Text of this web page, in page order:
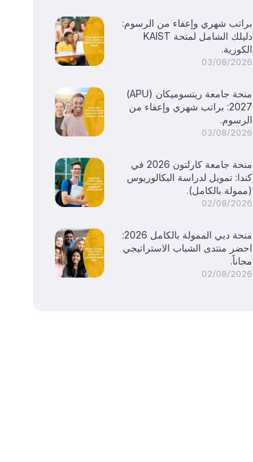
براتب شهري وإعفاء من الرسوم:
دليلك الشامل لمنحة KAIST
الكورية.
03/08/2026
منحة جامعة ريتسوميكان (APU)
2027: براتب شهري وإعفاء من
الرسوم.
03/08/2026
منحة جامعة كارلتون 2026 في
كندا: تمويل لدراسة البكالوريوس
(ممولة بالكامل).
02/08/2026
منحة دبي الممولة بالكامل 2026:
احضر منتدى الشباب الاستراتيجي
مجاناً.
02/08/2026